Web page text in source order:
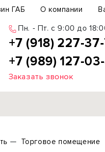
ГАБ О компании
Пн. - Пт. c 9:00 до
+7 (918) 227-
+7 (989) 127-
Заказать звонок
участок
Торговое помещение